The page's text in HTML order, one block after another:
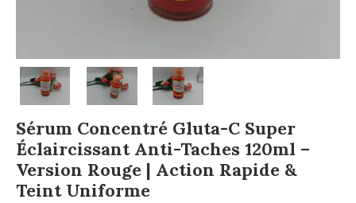
Sérum Concentré Gluta-C Super
Éclaircissant Anti-Taches 120ml –
Version Rouge | Action Rapide &
Teint Uniforme